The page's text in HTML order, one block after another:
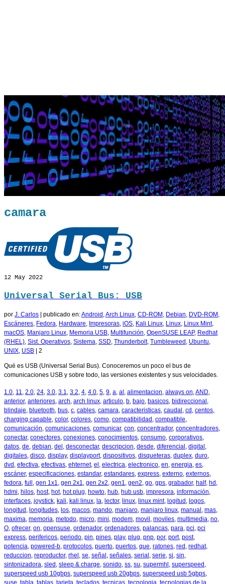
camara
12 May 2022
Universal Serial Bus: USB
por J. Carlos publicado en:Android ,Arch Linux, CD-ROM , Debian, DVD-ROM ,
Escáneres, Fedora, Hardware, Impresoras, iOS, Kali Linux, Linux, Linux Mint,
macOS, Manjaro Linux, Memoria USB, Multifunción, OpenSUSE LEAP, Redhat
(RHEL), Sist. Operativos, Sistema, SSD, Thunderbolt, Tumbleweed , Ubuntu,
UNIX, USB 2
Qué es USB (Universal Serial Bus). Conoceremos un poco el bus de
comunicaciones USB y sobre todo, las versiones existentes y sus velocidades.
1.0, 11, 2.0, 24, 3.0, 3.1, 3.2, 4, 4.0, 5, 9, a, al , alimentacion, always on,AND,
anterior, anteriores, arch, arch linux, articulo, b, bajo, basicos, bidireccional ,
blindaje, bluetooth, bus, c, cables, camara, caracteristicas, caudal , cd , centos,
charging capable, color, colores, como, compatibilidad , compatible,
comunicación, comunicaciones, comunicar, con, concentrador, concentradores,
conectar, conectores, conexiones, conocimientos, consumo, corporativos,
datos, de, debian, del , desconectar, descripcion, desde, diferencial , digital ,
digitales, disco, display, displayport, dispositivos, disqueteras, duplex, duro,
dvd , efectiva, efectivas, ehternet, el , electrica, electronico, en, energia, es,
escáner, especificaciones, estandar, estandares, express, externo, externos,
fedora, full , gen 1x1, gen 2x1, gen 2x2, gen1, gen2, go, gps, grabador, half, hd ,
hdmi, hilos, host, hot, hot plug, howto, hub, hub usb, impresora, información,
interfaces, joystick, kali, kali linux, la, lector, linux, linux mint, logitud , logos,
longitud , longitudes, los, macos, mando, manjaro, manjaro linux, manual , mas,
maxima, memoria, metodo, micro, mini, modem, movil , moviles, multimedia, no,
O, ofrecer, on, opensuse, ordenador, ordenadores, palancas, para, pci, pci
express, perifericos, periodo, pin, pines, play, plug, pnp, por, port, post,
potencia, powered-b, protocolos, puerto, puertos, que, ratones, red , redhat,
reduccion, reproductor, rhel , se, señal , señales, serial , serie, si, sin,
sintonizadora, sled , sleep & charge, sonido, ss, su, supermhl , superspeed ,
superspeed usb 10gbps, superspeed usb 20gbps, superspeed usb 5gbps,
suse tabla tablas tarjeta teclados tecnicas tecnologia tecnologias de la